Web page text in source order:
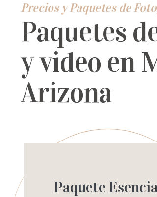
Precios y Paquetes de
Paquetes
y video en
Arizona
Paquete